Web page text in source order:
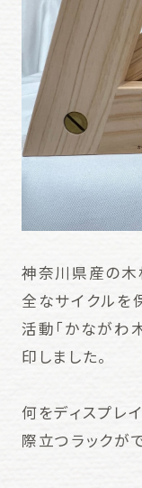
神奈川県産の
全なサイクルを
活動「かながわ
印しました。
何をディスプレ
際立つラックが